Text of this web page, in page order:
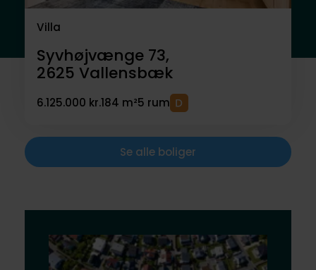
Villa
Syvhøjvænge 73,
2625 Vallensbæk
6.125.000 kr.184 m²5 rum
Se alle boliger